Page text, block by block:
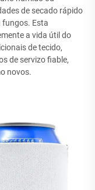
de secado rápido
fungos. Esta
a vida útil do
de tecido,
de servizo fiable,
novos.